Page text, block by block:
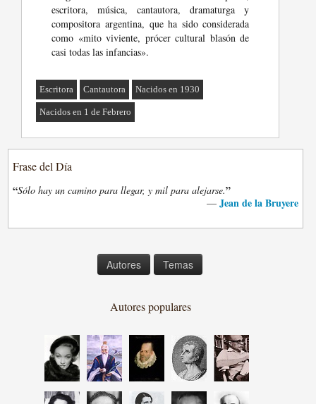
escritora, música, cantautora, dramaturga y
compositora argentina, que ha sido considerada
como «mito viviente, prócer cultural blasón de
casi todas las infancias».
Escritora Cantautora Nacidos en 1930
Nacidos en 1 de Febrero
Frase del Día
“Sólo hay un camino para llegar, y mil para alejarse.”
— Jean de la Bruyere
Autores Temas
Autores populares